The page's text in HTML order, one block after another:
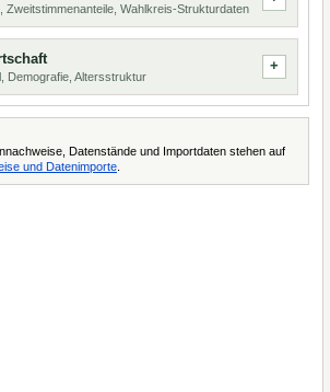
Zweitstimmenanteile, Wahlkreis-Strukturdaten
Demografie, Altersstruktur
Datenstände und Importdaten stehen auf
und Datenimporte